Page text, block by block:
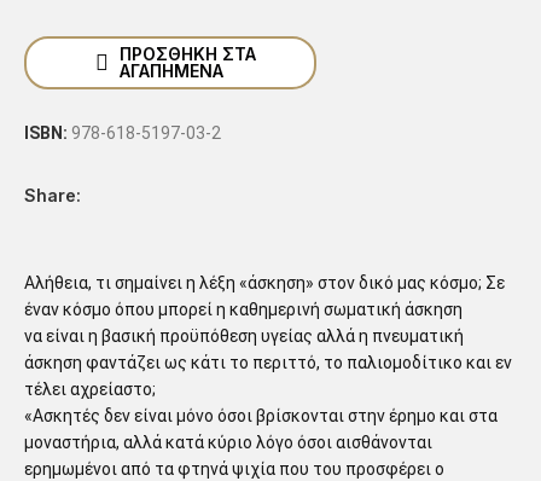
ΠΡΟΣΘΉΚΗ ΣΤΑ
ΑΓΑΠΗΜΈΝΑ
ISBN: 978-618-5197-03-2
Share:
Αλήθεια, τι σημαίνει η λέξη «άσκηση» στον δικό μας κόσμο; Σε
έναν κόσμο όπου μπορεί η καθημερινή σωματική άσκηση
να είναι η βασική προϋπόθεση υγείας αλλά η πνευματική
άσκηση φαντάζει ως κάτι το περιττό, το παλιομοδίτικο και εν
τέλει αχρείαστο;
«Ασκητές δεν είναι μόνο όσοι βρίσκονται στην έρημο και στα
μοναστήρια, αλλά κατά κύριο λόγο όσοι αισθάνονται
ερημωμένοι από τα φτηνά ψιχία που του προσφέρει ο